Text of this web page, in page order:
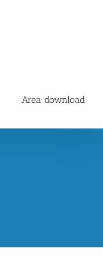
Area download